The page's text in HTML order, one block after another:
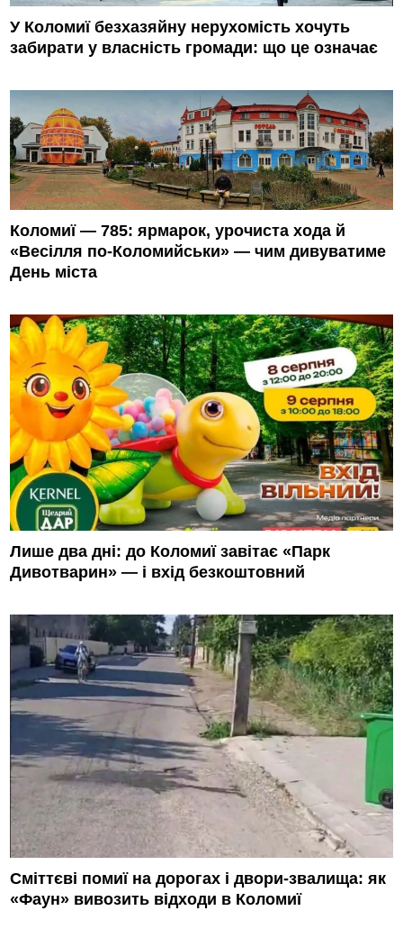
У Коломиї безхазяйну нерухомість хочуть
забирати у власність громади: що це означає
Коломиї — 785: ярмарок, урочиста хода й
«Весілля по-Коломийськи» — чим дивуватиме
День міста
Лише два дні: до Коломиї завітає «Парк
Дивотварин» — і вхід безкоштовний
Сміттєві помиї на дорогах і двори-звалища: як
«Фаун» вивозить відходи в Коломиї